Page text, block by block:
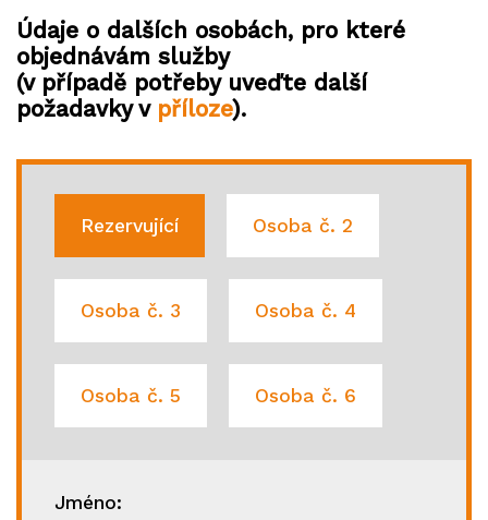
Údaje o dalších osobách, pro které
objednávám služby
(v případě potřeby uveďte další
požadavky v příloze).
Rezervující Osoba č. 2
Osoba č. 3 Osoba č. 4
Osoba č. 5 Osoba č. 6
Jméno: